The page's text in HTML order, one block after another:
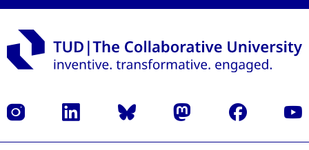
Instagram LinkedIn Bluesky Mastodon Facebook